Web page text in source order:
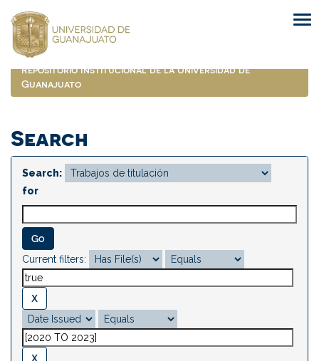
navigation
Repositorio Institucional de la Universidad de
Guanajuato
Search
Search:
for
Current filters: